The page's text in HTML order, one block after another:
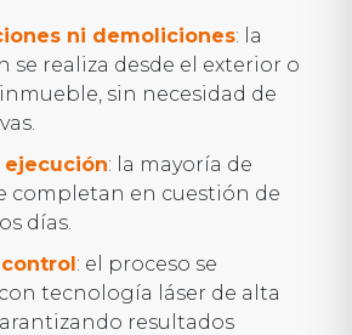
ni demoliciones: la
se realiza desde el exterior o
sin necesidad de
ejecución: la mayoría de
completan en cuestión de
días.
: el proceso se
tecnología láser de alta
resultados